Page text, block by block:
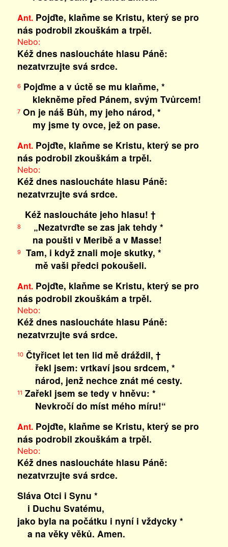
Ant.Pojďte, klaňme se Kristu, který se pro
nás podrobil zkouškám a trpěl.
Nebo:
Kéž dnes nasloucháte hlasu Páně:
nezatvrzujte svá srdce.
6Pojďme a v úctě se mu klaňme, *
klekněme před Pánem, svým Tvůrcem!
7On je náš Bůh, my jeho národ, *
my jsme ty ovce, jež on pase.
Ant.Pojďte, klaňme se Kristu, který se pro
nás podrobil zkouškám a trpěl.
Nebo:
Kéž dnes nasloucháte hlasu Páně:
nezatvrzujte svá srdce.
Kéž nasloucháte jeho hlasu! †
8
„Nezatvrďte se zas jak tehdy *
na poušti v Meribě a v Masse!
9Tam, i když znali moje skutky, *
mě vaši předci pokoušeli.
Ant.Pojďte, klaňme se Kristu, který se pro
nás podrobil zkouškám a trpěl.
Nebo:
Kéž dnes nasloucháte hlasu Páně:
nezatvrzujte svá srdce.
10Čtyřicet let ten lid mě dráždil, †
řekl jsem: vrtkaví jsou srdcem, *
národ, jenž nechce znát mé cesty.
11 Zařekl jsem se tedy v hněvu: *
Nevkročí do míst mého míru!“
Ant.Pojďte, klaňme se Kristu, který se pro
nás podrobil zkouškám a trpěl.
Nebo:
Kéž dnes nasloucháte hlasu Páně:
nezatvrzujte svá srdce.
Sláva Otci i Synu *
i Duchu Svatému,
jako byla na počátku i nyní i vždycky *
a na věky věků. Amen.